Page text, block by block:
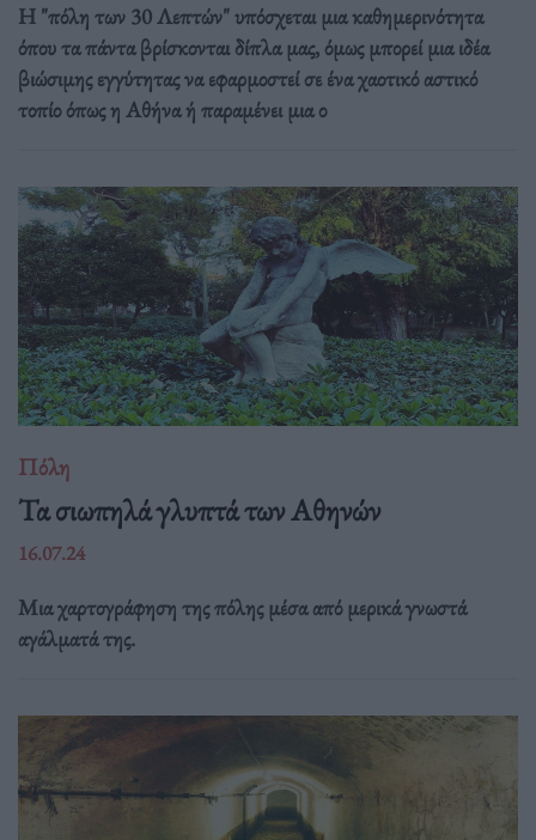
Η "πόλη των 30 Λεπτών" υπόσχεται μια καθημερινότητα
όπου τα πάντα βρίσκονται δίπλα μας, όμως μπορεί μια ιδέα
βιώσιμης εγγύτητας να εφαρμοστεί σε ένα χαοτικό αστικό
τοπίο όπως η Αθήνα ή παραμένει μια ο
Πόλη
Τα σιωπηλά γλυπτά των Αθηνών
16.07.24
Μια χαρτογράφηση της πόλης μέσα από μερικά γνωστά
αγάλματά της.